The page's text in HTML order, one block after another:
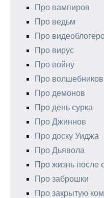
Про вампиров
Про ведьм
Про
Про вирус
Про войну
Про волшебников
Про демонов
Про день сурка
Про Джиннов
Про доску Уиджа
Про Дьявола
Про жизнь после
Про заброшки
Про закрытую